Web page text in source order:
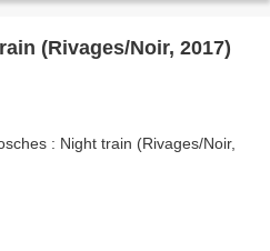
(Rivages/Noir, 2017)